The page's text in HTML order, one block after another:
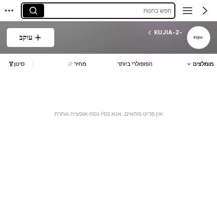
חפש בחנות
-KUJIA-2
עוקב
מומלצים הפופולרי ביותר מחיר סינון
אין פריט מתאים. אנא נסי/ נסה אופציה אחרת